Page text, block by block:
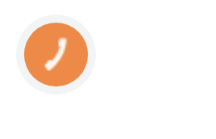
КНОПКА
СВЯЗИ